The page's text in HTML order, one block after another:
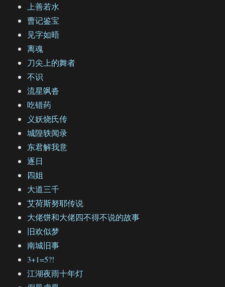
上善若水
曹记鉴宝
见字如晤
离魂
刀尖上的舞者
不识
流星飒沓
吃错药
义妖烧氏传
城隍轶闻录
东君解我意
逐日
四姐
大道三千
艾荷斯努耶传说
大佬饼和大佬四不得不说的故事
旧欢似梦
南城旧事
3+1=5?!
江湖夜雨十年灯